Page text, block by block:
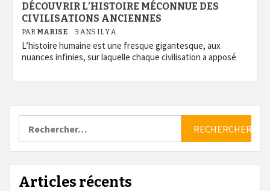
DÉCOUVRIR L’HISTOIRE MÉCONNUE DES
CIVILISATIONS ANCIENNES
PAR MARISE 3 ANS IL Y A
L’histoire humaine est une fresque gigantesque, aux
nuances infinies, sur laquelle chaque civilisation a apposé
Articles récents